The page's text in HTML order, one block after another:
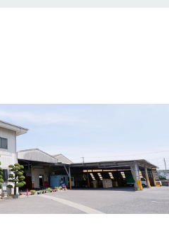
インソール靴下 発明協会近